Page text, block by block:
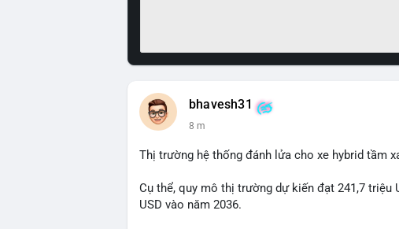
bhavesh31
8 m
Thị trường hệ thống đánh lửa cho xe hybrid tầm
Cụ thể, quy mô thị trường dự kiến đạt 241,7 triệu
USD vào năm 2036.